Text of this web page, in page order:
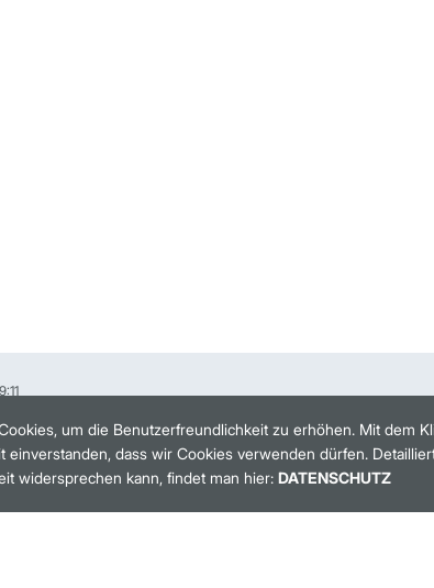
um die Benutzerfreundlichkeit zu erhöhen. Mit dem
einverstanden, dass wir Cookies verwenden dürfen.
widersprechen kann, findet man hier: DATENSCHUTZ